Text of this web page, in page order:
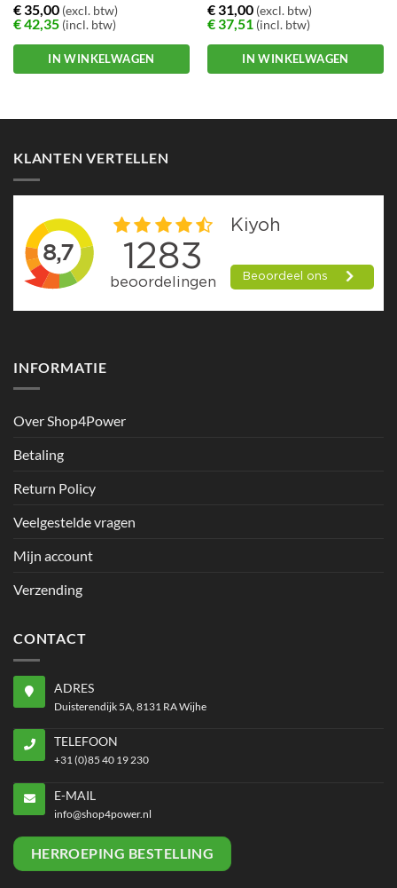
€35,00(excl. btw)
€42,35(incl. btw)
IN WINKELWAGEN
€31,00(excl. btw)
€37,51(incl. btw)
IN WINKELWAGEN
KLANTEN VERTELLEN
INFORMATIE
Over Shop4Power
Betaling
Return Policy
Veelgestelde vragen
Mijn account
Verzending
CONTACT
ADRES
Duisterendijk 5A, 8131 RA Wijhe
TELEFOON
+31 (0)85 40 19 230
E-MAIL
info@shop4power.nl
HERROEPING BESTELLING